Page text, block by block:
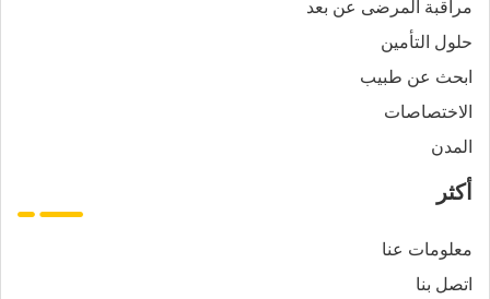
مراقبة المرضى عن بعد
حلول التأمين
ابحث عن طبيب
الاختصاصات
المدن
أكثر
معلومات عنا
اتصل بنا